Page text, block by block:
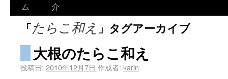
ム
介
「たらこ和え 」タグアーカイブ
大根のたらこ和え
投稿日: 2010年12月7日 作成者: karin